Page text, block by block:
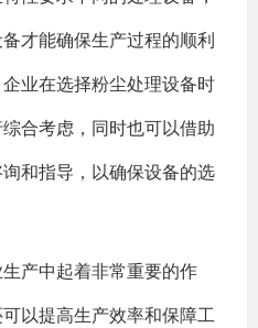
才能确保生产过程的顺利
业在选择粉尘处理设备时
合考虑，同时也可以借助
和指导，以确保设备的选
产中起着非常重要的作
以提高生产效率和保障工